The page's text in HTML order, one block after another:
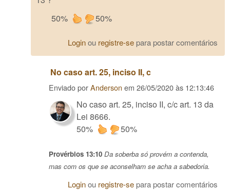
50%
50%
Loginou registre-separa postar comentários
No caso art. 25, inciso II, c
Enviado porAnderson em 26/05/2020 às 12:13:46
No caso art. 25, inciso II, c/c art. 13 da
Lei 8666.
50%
50%
Provérbios 13:10 Da soberba só provém a contenda,
mas com os que se aconselham se acha a sabedoria.
Loginou registre-separa postar comentários